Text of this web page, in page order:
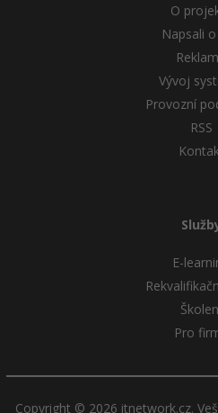
O
Napsali
Vývoj
Provozní
RSS
E-
Pro
Copyright © 2026 itnetwork.cz.